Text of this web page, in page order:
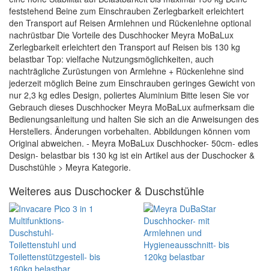
feststehend Beine zum Einschrauben Zerlegbarkeit erleichtert
den Transport auf Reisen Armlehnen und Rückenlehne optional
nachrüstbar Die Vorteile des Duschhocker Meyra MoBaLux
Zerlegbarkeit erleichtert den Transport auf Reisen bis 130 kg
belastbar Top: vielfache Nutzungsmöglichkeiten, auch
nachträgliche Zurüstungen von Armlehne + Rückenlehne sind
jederzeit möglich Beine zum Einschrauben geringes Gewicht von
nur 2,3 kg edles Design, poliertes Aluminium Bitte lesen Sie vor
Gebrauch dieses Duschhocker Meyra MoBaLux aufmerksam die
Bedienungsanleitung und halten Sie sich an die Anweisungen des
Herstellers. Änderungen vorbehalten. Abbildungen können vom
Original abweichen. - Meyra MoBaLux Duschhocker- 50cm- edles
Design- belastbar bis 130 kg ist ein Artikel aus der Duschocker &
Duschstühle > Meyra Kategorie.
Weiteres aus Duschocker & Duschstühle